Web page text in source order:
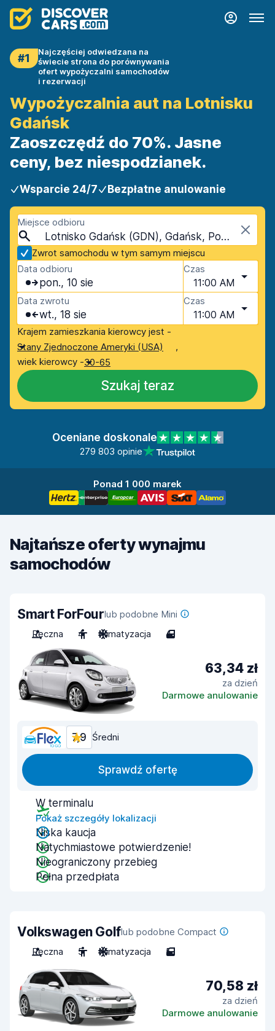
#1
Najczęściej odwiedzana na
świecie strona do porównywania
ofert wypożyczalni samochodów
i rezerwacji
Wypożyczalnia aut na Lotnisku
Gdańsk
Zaoszczędź do 70%. Jasne
ceny, bez niespodzianek.
Wsparcie 24/7 Bezpłatne anulowanie
Miejsce odbioru
Lotnisko Gdańsk (GDN), Gdańsk, Polska
Zwrot samochodu w tym samym miejscu
Data odbioru
pon., 10 sie
Czas
11:00 AM
Data zwrotu
wt., 18 sie
Czas
11:00 AM
Krajem zamieszkania kierowcy jest -
Stany Zjednoczone Ameryki (USA)
,
wiek kierowcy -30-65
Szukaj teraz
Oceniane doskonale
279 803 opinie
Ponad 1 000 marek
Najtańsze oferty wynajmu
samochodów
Smart ForFourlub podobne Mini
Ręczna
4 Klimatyzacja 4
63,34 zł
za dzień
Darmowe anulowanie
7,9 Średni
Sprawdź ofertę
W terminalu
Pokaż szczegóły lokalizacji
Niska kaucja
Natychmiastowe potwierdzenie!
Nieograniczony przebieg
Pełna przedpłata
Volkswagen Golflub podobne Compact
Ręczna
5 Klimatyzacja 5
70,58 zł
za dzień
Darmowe anulowanie